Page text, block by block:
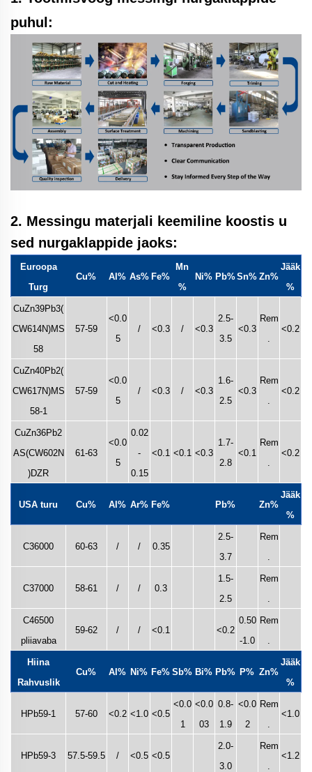
puhul:
2. Messingu materjali keemiline koostis u
sed nurgaklappide jaoks:
Euroopa
Turg
Cu% Al% As% Fe%
Mn
%
Ni% Pb%Sn% Zn%
Jääk
%
CuZn39Pb3(
CW614N)MS
58
57-59
<0.0
5
/ <0.3 / <0.3
2.5-
3.5
<0.3
Rem
<0.2
CuZn40Pb2(
CW617N)MS
58-1
57-59
<0.0
5
/ <0.3 / <0.3
1.6-
2.5
<0.3
Rem
<0.2
CuZn36Pb2
AS(CW602N
)DZR
61-63
<0.0
5
0.02
-
0.15
<0.1 <0.1 <0.3
1.7-
2.8
<0.1
Rem
<0.2
USA turu Cu% Al% Ar% Fe% Pb% Zn%
Jääk
%
C36000 60-63 / / 0.35
2.5-
3.7
Rem
C37000 58-61 / / 0.3
1.5-
2.5
Rem
C46500
pliiavaba
59-62 / / <0.1 <0.2
0.50
-1.0
Rem
Hiina
Rahvuslik
Cu% Al% Ni% Fe% Sb% Bi% Pb% P% Zn%
Jääk
%
HPb59-1 57-60 <0.2 <1.0 <0.5
<0.0
1
<0.0
03
0.8-
1.9
<0.0
2
Rem
<1.0
HPb59-3 57.5-59.5 / <0.5 <0.5
2.0-
3.0
Rem
<1.2